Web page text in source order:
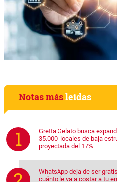
Notas másleídas
Gretta Gelato busca
35.000, locales de baja
proyectada del 17%
WhatsApp deja de ser
cuánto le va a costar a tu